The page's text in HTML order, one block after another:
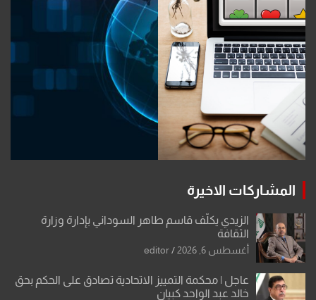
المشاركات الاخيرة
الزيدي يكلّف قاسم طاهر السوداني بإدارة وزارة
الثقافة
أغسطس 6, 2026 editor
عاجل | محكمة التمييز الاتحادية تصادق على الحكم بحق
خالد عبد الواحد كبيان